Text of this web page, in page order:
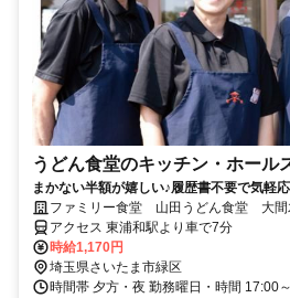
うどん食堂のキッチン・ホー
まかない半額が嬉しい♪履歴書不要で気軽
談可能！土日勤務歓迎！
ファミリー食堂 山田うどん食堂 大間
アクセス 東浦和駅より車で7分
時給1,170円
埼玉県さいたま市緑区
時間帯 夕方・夜 勤務曜日・時間 17:00